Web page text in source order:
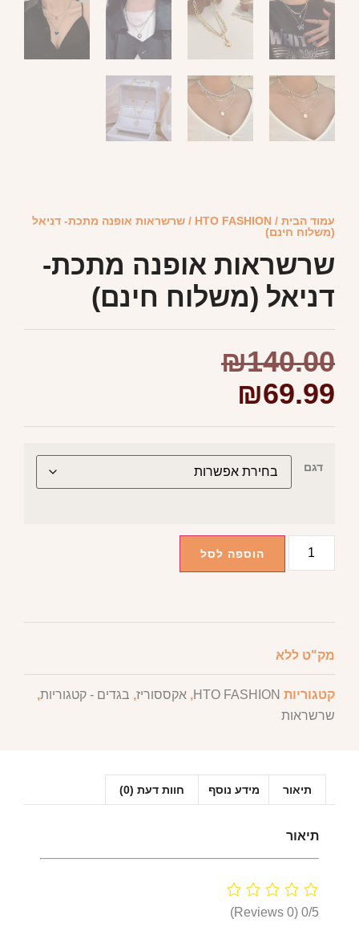
עמוד הבית /
HTO FASHION / שרשראות אופנה מתכת- דניאל
(משלוח חינם)
שרשראות אופנה מתכת-
דניאל (משלוח חינם)
₪140.00
₪69.99
דגם
הוספה לסל
מק"ט ללא
קטגוריות HTO FASHION
, אקססוריז, בגדים - קטגוריות,
שרשראות
תיאור מידע נוסף חוות דעת (0)
תיאור
0/5
(0 Reviews)